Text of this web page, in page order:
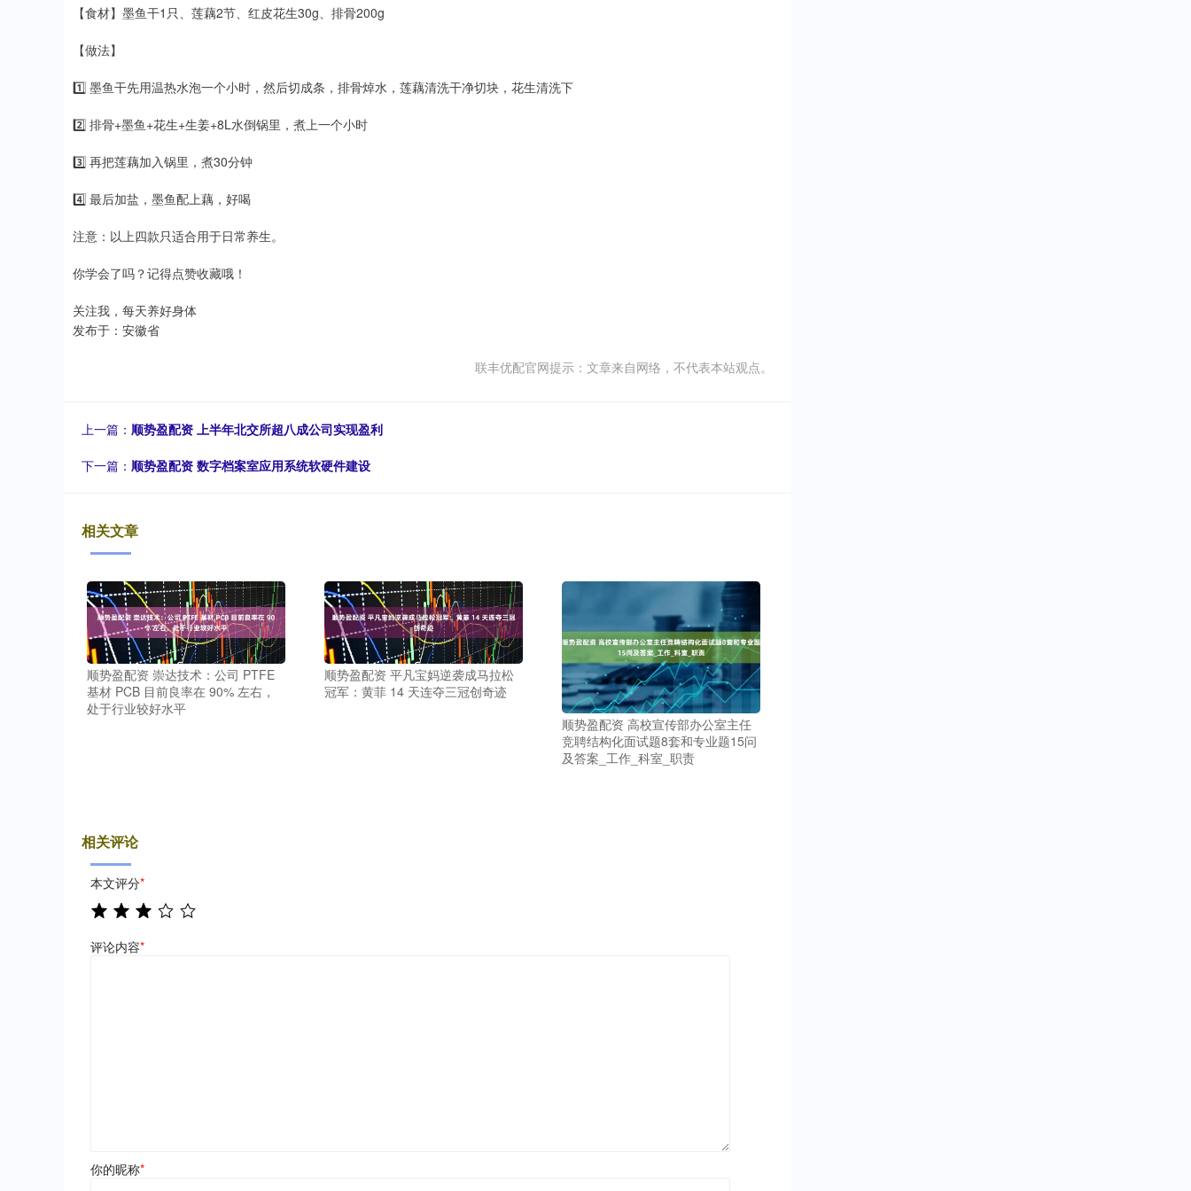
【食材】墨鱼干1只、莲藕2节、红皮花生30g、排骨200g
【做法】
1️⃣ 墨鱼干先用温热水泡一个小时，然后切成条，排骨焯水，莲藕清洗干净切块，花生清洗下
2️⃣ 排骨+墨鱼+花生+生姜+8L水倒锅里，煮上一个小时
3️⃣ 再把莲藕加入锅里，煮30分钟
4️⃣ 最后加盐，墨鱼配上藕，好喝
注意：以上四款只适合用于日常养生。
你学会了吗？记得点赞收藏哦！
关注我，每天养好身体
发布于：安徽省
联丰优配官网提示：文章来自网络，不代表本站观点。
上一篇： 顺势盈配资 上半年北交所超八成公司实现盈利
下一篇： 顺势盈配资 数字档案室应用系统软硬件建设
相关文章
顺势盈配资 崇达技术：公司 PTFE
基材 PCB 目前良率在 90% 左右，
处于行业较好水平
顺势盈配资 平凡宝妈逆袭成马拉松
冠军：黄菲 14 天连夺三冠创奇迹
顺势盈配资 高校宣传部办公室主任
竞聘结构化面试题8套和专业题15问
及答案_工作_科室_职责
相关评论
本文评分*
评论内容*
你的昵称*